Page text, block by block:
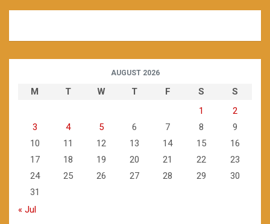
AUGUST 2026
M T W T F S
S
1
2
3
4 5 6 7 8
9
10
11 12 13 14 15
16
17
18 19 20 21 22
23
24
25 26 27 28 29
30
31
« Jul